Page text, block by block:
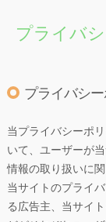
プライバ
プライバシ
当プライバシーポ
いて、ユーザーが
情報の取り扱いに
当サイトのプライ
る広告主、当サイ